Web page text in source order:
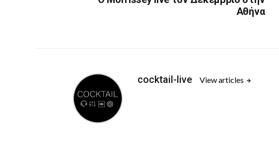
Αθήνα
cocktail-live View articles